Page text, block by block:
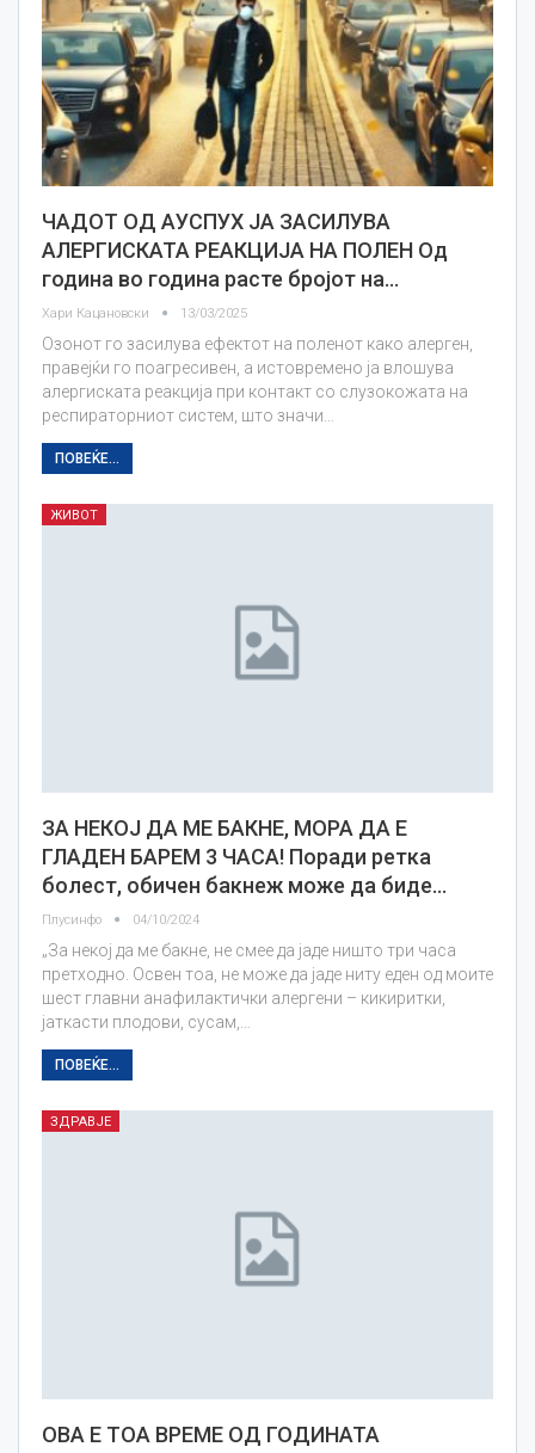
ЧАДОТ ОД АУСПУХ ЈА ЗАСИЛУВА
АЛЕРГИСКАТА РЕАКЦИЈА НА ПОЛЕН Од
година во година расте бројот на…
Хари Кацановски 13/03/2025
Озонот го засилува ефектот на поленот како алерген,
правејќи го поагресивен, а истовремено ја влошува
алергиската реакција при контакт со слузокожата на
респираторниот систем, што значи…
ПОВЕЌЕ...
ЖИВОТ
ЗА НЕКОЈ ДА МЕ БАКНЕ, МОРА ДА Е
ГЛАДЕН БАРЕМ 3 ЧАСА! Поради ретка
болест, обичен бакнеж може да биде…
Плусинфо 04/10/2024
„За некој да ме бакне, не смее да јаде ништо три часа
претходно. Освен тоа, не може да јаде ниту еден од моите
шест главни анафилактички алергени – кикиритки,
јаткасти плодови, сусам,…
ПОВЕЌЕ...
ЗДРАВЈЕ
ОВА Е ТОА ВРЕМЕ ОД ГОДИНАТА